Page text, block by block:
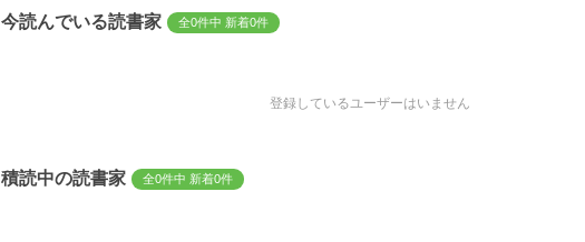
今読んでいる読書家 全0件中 新着0件
登録しているユーザーはいません
積読中の読書家 全0件中 新着0件